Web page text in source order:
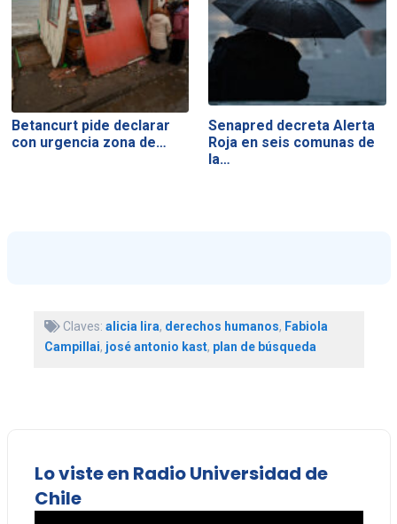
Betancurt pide declarar
con urgencia zona de…
Senapred decreta Alerta
Roja en seis comunas de
la…
Claves: alicia lira, derechos humanos, Fabiola
Campillai, josé antonio kast, plan de búsqueda
Lo viste en Radio Universidad de
Chile